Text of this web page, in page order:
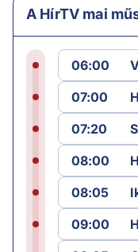
A HírTV mai
06:00
07:00
07:20
08:00
08:05
09:00